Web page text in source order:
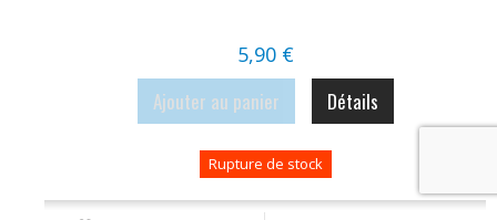
5,90 €
Ajouter au panier Détails
Rupture de stock